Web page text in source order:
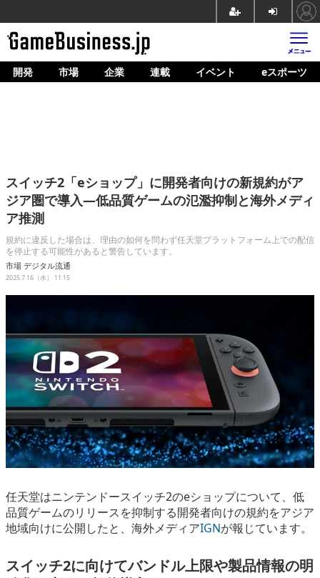
ホーム
企業動向
人材育成
産業政策
連載
eスポーツ
開発 市場 企業 連載 イベント eスポーツ
スイッチ2「eショップ」に開発者向けの新規約がア
ジア圏で導入―低品質ゲームの氾濫抑制と海外メディ
ア推測
規約に違反した場合は、理由の如何を問わず任天堂プラットフォーム上での配信
を停止する可能性があると警告しています。
市場 デジタル流通
2025.7.16（水） 11:15
任天堂はニンテンドースイッチ2のeショップについて、 低
品質ゲームのリリースを抑制する開発者向けの規約をアジア
地域向けに公開したと、海外メディアIGNが報じています。
スイッチ2に向けてバンドル上限や製品情報の明